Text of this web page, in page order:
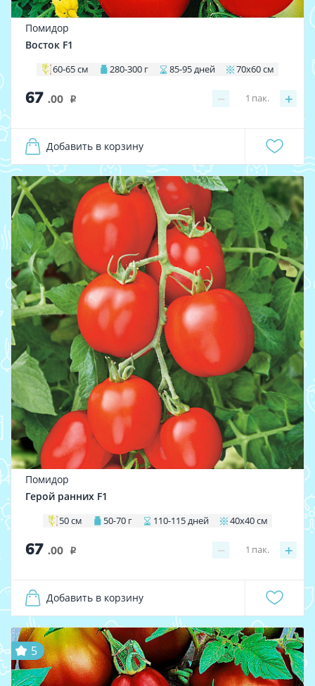
Помидор
Восток F1
60-65 см 280-300 г 85-95 дней 70х60 см
67 .00 i − +
1 пак.
Добавить в корзину
Помидор
Герой ранних F1
50 см 50-70 г 110-115 дней 40х40 см
67 .00 i − +
1 пак.
Добавить в корзину
5